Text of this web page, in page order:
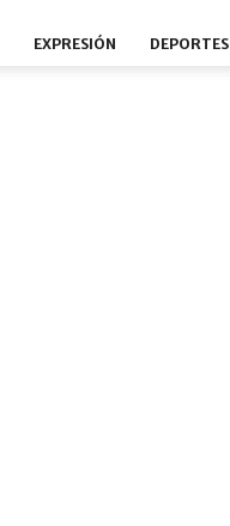
EXPRESIÓN DEPORTES